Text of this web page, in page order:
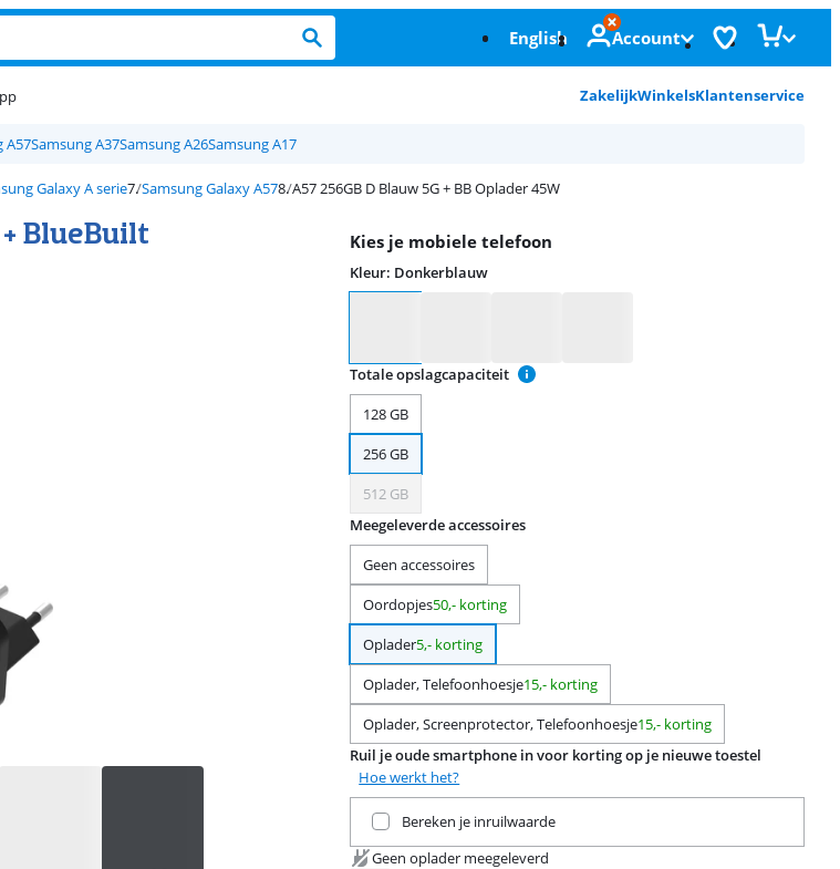
English Account
ZakelijkWinkelsKlantenservice
A57Samsung A37Samsung A26Samsung A17
Galaxy A serie Samsung Galaxy A57 A57 256GB D Blauw 5G + BB Oplader 45W
BlueBuilt
Kies je mobiele telefoon
Kleur: Donkerblauw
Totale opslagcapaciteit
128 GB
256 GB
512 GB
Meegeleverde accessoires
Geen accessoires
Oordopjes50,- korting
Oplader5,- korting
Oplader, Telefoonhoesje15,- korting
Oplader, Screenprotector, Telefoonhoesje15,- korting
Ruil je oude smartphone in voor korting op je nieuwe toestel
Hoe werkt het?
Bereken je inruilwaarde
Geen oplader meegeleverd